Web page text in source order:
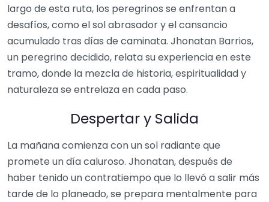
largo de esta ruta, los peregrinos se enfrentan a
desafíos, como el sol abrasador y el cansancio
acumulado tras días de caminata. Jhonatan Barrios,
un peregrino decidido, relata su experiencia en este
tramo, donde la mezcla de historia, espiritualidad y
naturaleza se entrelaza en cada paso.
Despertar y Salida
La mañana comienza con un sol radiante que
promete un día caluroso. Jhonatan, después de
haber tenido un contratiempo que lo llevó a salir más
tarde de lo planeado, se prepara mentalmente para